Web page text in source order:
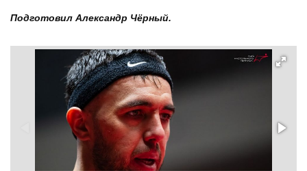
Подготовил Александр Чёрный.